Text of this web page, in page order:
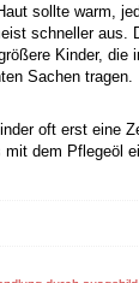
sollte warm,
schneller aus.
Kinder,
Sachen tragen.
oft erst eine
dem Pflegeöl